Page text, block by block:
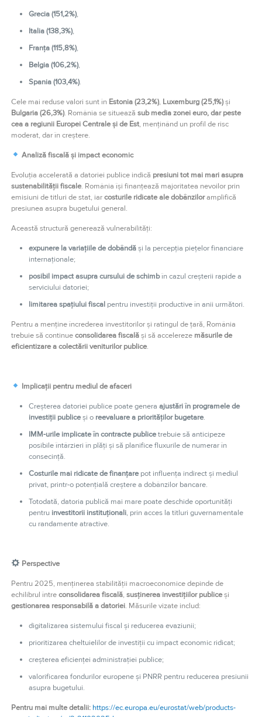
Grecia (151,2%),
Italia (138,3%),
Franța (115,8%),
Belgia (106,2%),
Spania (103,4%).
Cele mai reduse valori sunt în Estonia (23,2%), Luxemburg (25,1%)și
Bulgaria (26,3%). România se situeazăsub media zonei euro, dar peste
cea a regiunii Europei Centrale și de Est, menținând un profil de risc
moderat, dar în creștere.
Analiză fiscală și impact economic
Evoluția accelerată a datoriei publice indică presiuni tot mai mari asupra
sustenabilității fiscale. România își finanțează majoritatea nevoilor prin
emisiuni de titluri de stat, iarcosturile ridicate ale dobânziloramplifică
presiunea asupra bugetului general.
Această structură generează vulnerabilități:
expunere la variațiile de dobândăși la percepția piețelor financiare
internaționale;
posibil impact asupra cursului de schimbîn cazul creșterii rapide a
serviciului datoriei;
limitarea spațiului fiscal pentru investiții productive în anii următori.
Pentru a menține încrederea investitorilor și ratingul de țară, România
trebuie să continueconsolidarea fiscalăși să accelereze măsurile de
eficientizare a colectării veniturilor publice.
Implicații pentru mediul de afaceri
Creșterea datoriei publice poate generaajustări în programele de
investiții publiceși o reevaluare a priorităților bugetare.
IMM-urile implicate în contracte publicetrebuie să anticipeze
posibile întârzieri în plăți și să planifice fluxurile de numerar în
consecință.
Costurile mai ridicate de finanțarepot influența indirect și mediul
privat, printr-o potențială creștere a dobânzilor bancare.
Totodată, datoria publică mai mare poate deschide oportunități
pentru investitorii instituționali, prin acces la titluri guvernamentale
cu randamente atractive.
Perspective
Pentru 2025, menținerea stabilității macroeconomice depinde de
echilibrul întreconsolidarea fiscală,susținerea investițiilor publiceși
gestionarea responsabilă a datoriei. Măsurile vizate includ:
digitalizarea sistemului fiscal și reducerea evaziunii;
prioritizarea cheltuielilor de investiții cu impact economic ridicat;
creșterea eficienței administrației publice;
valorificarea fondurilor europene și PNRR pentru reducerea presiunii
asupra bugetului.
Pentru mai multe detalii: https://ec.europa.eu/eurostat/web/products-